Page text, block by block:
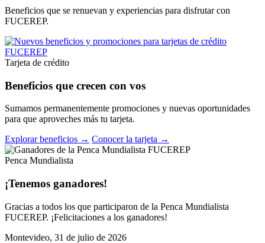
Beneficios que se renuevan y experiencias para disfrutar con
FUCEREP.
Tarjeta de crédito
Beneficios que crecen con vos
Sumamos permanentemente promociones y nuevas oportunidades
para que aproveches más tu tarjeta.
Explorar beneficios → Conocer la tarjeta →
Penca Mundialista
¡Tenemos ganadores!
Gracias a todos los que participaron de la Penca Mundialista
FUCEREP. ¡Felicitaciones a los ganadores!
Montevideo, 31 de julio de 2026